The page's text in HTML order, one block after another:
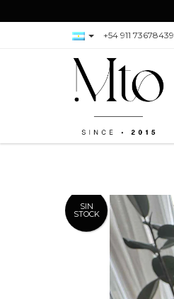
+54 911 73678439
SIN
STOCK